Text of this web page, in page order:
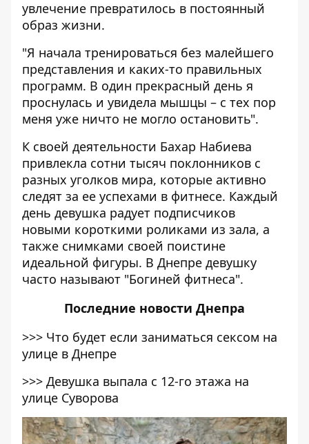
увлечение превратилось в постоянный
образ жизни.
"Я начала тренироваться без малейшего
представления и каких-то правильных
программ. В один прекрасный день я
проснулась и увидела мышцы – с тех пор
меня уже ничто не могло остановить".
К своей деятельности Бахар Набиева
привлекла сотни тысяч поклонников с
разных уголков мира, которые активно
следят за ее успехами в фитнесе. Каждый
день девушка радует подписчиков
новыми короткими роликами из зала, а
также снимками своей поистине
идеальной фигуры. В Днепре девушку
часто называют "Богиней фитнеса".
Последние новости Днепра
>>> Что будет если заниматься сексом на
улице в Днепре
>>> Девушка выпала с 12-го этажа на
улице Суворова